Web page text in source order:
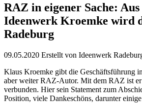
RAZ in eigener Sache: Aus
Ideenwerk Kroemke wird
Radeburg
09.05.2020 Erstellt von Ideenwerk
Klaus Kroemke gibt die Geschäftsführung
aber weiter RAZ-Autor. Mit dem RAZ ist er
verbunden. Hier sein Statement zum
Position, viele Dankeschöns, darunter